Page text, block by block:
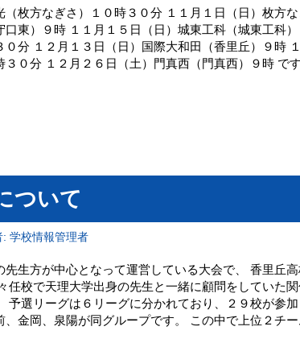
（枚方なぎさ）１０時３０分 １１月１日（日）枚方
口東）９時 １１月１５日（日）城東工科（城東工科
０分 １２月１３日（日）国際大和田（香里丘）９時
０分 １２月２６日（土）門真西（門真西）９時 で
ついて
: 学校情報管理者
先生方が中心となって運営している大会で、 香里丘
任校で天理大学出身の先生と一緒に顧問をしていた
予選リーグは６リーグに分かれており、２９校が参
金岡、泉陽が同グループです。 この中で上位２チ